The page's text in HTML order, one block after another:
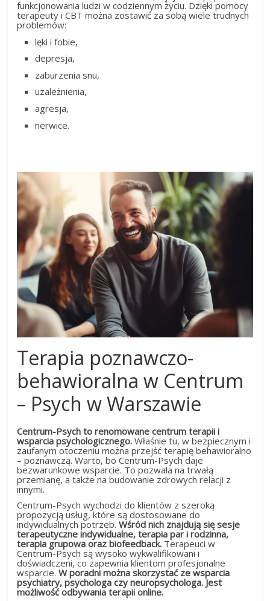
funkcjonowania ludzi w codziennym życiu. Dzięki pomocy
terapeuty i CBT można zostawić za sobą wiele trudnych
problemów:
lęki i fobie,
depresja,
zaburzenia snu,
uzależnienia,
agresja,
nerwice.
Terapia poznawczo-
behawioralna w Centrum
– Psych w Warszawie
Centrum-Psych to renomowane centrum terapii i
wsparcia psychologicznego. Właśnie tu, w bezpiecznym i
zaufanym otoczeniu można przejść terapię behawioralno
– poznawczą. Warto, bo Centrum-Psych daje
bezwarunkowe wsparcie. To pozwala na trwałą
przemianę, a także na budowanie zdrowych relacji z
innymi.
Centrum-Psych wychodzi do klientów z szeroką
propozycją usług, które są dostosowane do
indywidualnych potrzeb.Wśród nich znajdują się sesje
terapeutyczne indywidualne, terapia par i rodzinna,
terapia grupowa oraz biofeedback. Terapeuci w
Centrum-Psych są wysoko wykwalifikowani i
doświadczeni, co zapewnia klientom profesjonalne
wsparcie.W poradni można skorzystać ze wsparcia
psychiatry, psychologa czy neuropsychologa. Jest
możliwość odbywania terapii online.